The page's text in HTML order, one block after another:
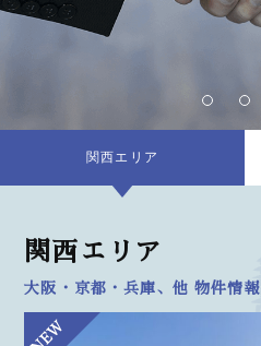
関西エリア
関西エリア
大阪・京都・兵庫、他 物件情報